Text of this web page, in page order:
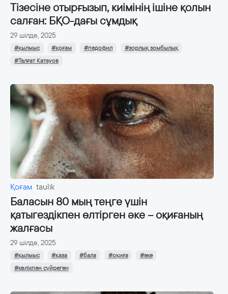
Тізесіне отырғызып, киімінің ішіне қолын
салған: БҚО-дағы сұмдық
29 шілде, 2025
#қылмыс #қоғам #педофил
#зорлық зомбылық
#Талғат Катауов
Қоғам taulik
Баласын 80 мың теңге үшін
қатыгездікпен өлтірген әке – оқиғаның
жалғасы
29 шілде, 2025
#қылмыс #қаза #бала #оқиға
#әке
#көлікпен сүйреген